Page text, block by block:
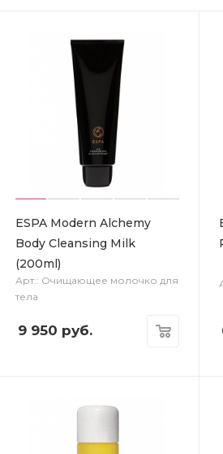
ESPA Modern Alchemy
Body Cleansing Milk
(200ml)
Арт.: Очищающее молочко для
тела
9 950 руб.